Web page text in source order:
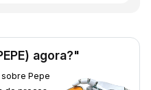
agora?"
Pepe